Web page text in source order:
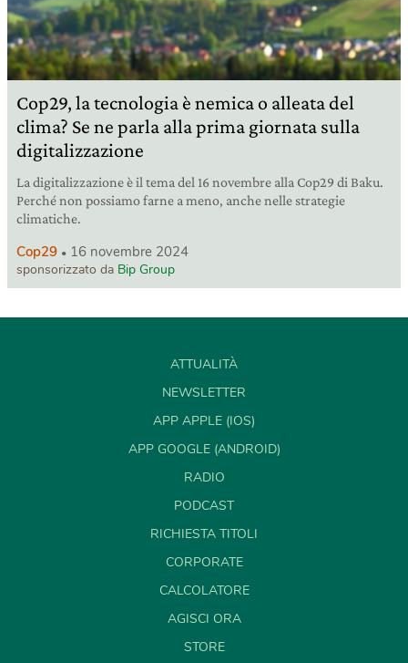
Cop29, la tecnologia è nemica o alleata del
clima? Se ne parla alla prima giornata sulla
digitalizzazione
La digitalizzazione è il tema del 16 novembre alla Cop29 di Baku.
Perché non possiamo farne a meno, anche nelle strategie
climatiche.
Cop29 16 novembre 2024
sponsorizzato da Bip Group
ATTUALITÀ
NEWSLETTER
APP APPLE (IOS)
APP GOOGLE (ANDROID)
RADIO
PODCAST
RICHIESTA TITOLI
CORPORATE
CALCOLATORE
AGISCI ORA
STORE